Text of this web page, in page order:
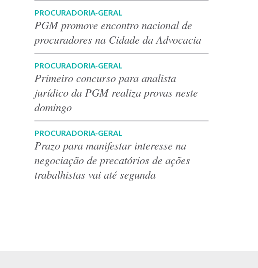
PROCURADORIA-GERAL
PGM promove encontro nacional de
procuradores na Cidade da Advocacia
PROCURADORIA-GERAL
Primeiro concurso para analista
jurídico da PGM realiza provas neste
domingo
PROCURADORIA-GERAL
Prazo para manifestar interesse na
negociação de precatórios de ações
trabalhistas vai até segunda